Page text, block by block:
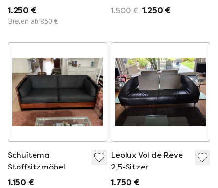
Ham
1.250 €
Bieten ab 850 €
Conseta
1.500 € 1.250 €
Schuitema
Stoffsitzmöbel
1.150 €
Leolux Vol de Reve
2,5-Sitzer
1.750 €